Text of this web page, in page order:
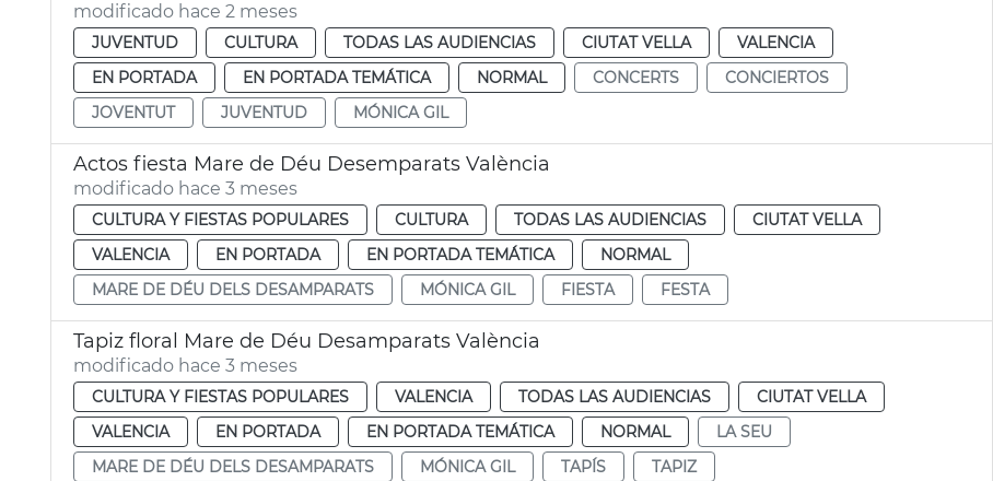
modificado hace 2 meses
JUVENTUD CULTURA TODAS LAS AUDIENCIAS CIUTAT VELLA
VALENCIA
EN PORTADA
EN PORTADA TEMÁTICA NORMAL CONCERTS
CONCIERTOS
JOVENTUT
JUVENTUD MÓNICA GIL
Actos fiesta Mare de Déu Desemparats València
modificado hace 3 meses
CULTURA Y FIESTAS POPULARES CULTURA TODAS LAS AUDIENCIAS
CIUTAT VELLA
VALENCIA
EN PORTADA EN PORTADA TEMÁTICA
NORMAL
MARE DE DÉU DELS DESAMPARATS
MÓNICA GIL FIESTA FESTA
Tapiz floral Mare de Déu Desamparats València
modificado hace 3 meses
CULTURA Y FIESTAS POPULARES VALENCIA TODAS LAS AUDIENCIAS
CIUTAT VELLA
VALENCIA
EN PORTADA EN PORTADA TEMÁTICA NORMAL
LA SEU
MARE DE DÉU DELS DESAMPARATS
MÓNICA GIL TAPÍS TAPIZ